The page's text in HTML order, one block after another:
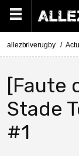
allezbriverugby
[Faute
Stade
#1